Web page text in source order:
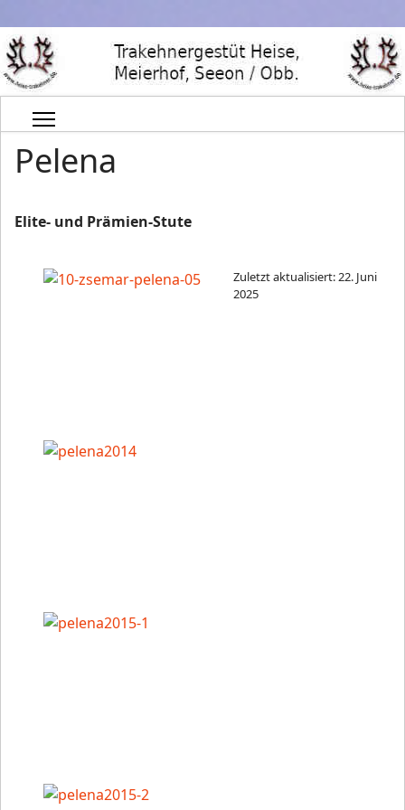
Pelena
Elite- und Prämien-Stute
Zuletzt aktualisiert: 22. Juni
2025